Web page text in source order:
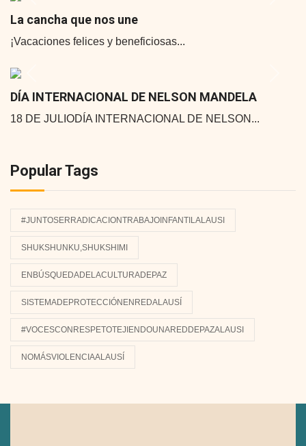
La cancha que nos une
¡Vacaciones felices y beneficiosas...
DÍA INTERNACIONAL DE NELSON MANDELA
18 DE JULIODÍA INTERNACIONAL DE NELSON...
Popular Tags
#JUNTOSERRADICACIONTRABAJOINFANTILALAUSI
SHUKSHUNKU,SHUKSHIMI
ENBÚSQUEDADELACULTURADEPAZ
SISTEMADEPROTECCIÓNENREDALAUSÍ
#VOCESCONRESPETOTEJIENDOUNAREDDEPAZALAUSI
NOMÁSVIOLENCIAALAUSÍ